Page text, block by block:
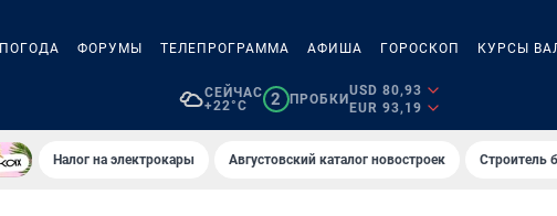
ПОГОДА ФОРУМЫ ТЕЛЕПРОГРАММА АФИША ГОРОСКОП КУРСЫ
СЕЙЧАС
+22°C
2 ПРОБКИ
USD 80,93
EUR 93,19
Налог на электрокары Августовский каталог новостроек Строитель